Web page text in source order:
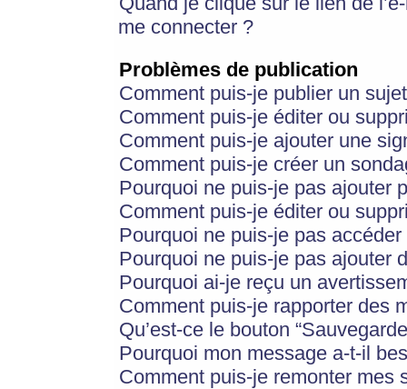
me connecter ?
Problèmes de publication
Comment puis-je publier un
Comment puis-je éditer ou
Comment puis-je ajouter une
Comment puis-je créer un
Pourquoi ne puis-je pas ajouter
Comment puis-je éditer ou
Pourquoi ne puis-je pas
Pourquoi ne puis-je pas ajouter
Pourquoi ai-je reçu un
Comment puis-je rapporter des
Qu’est-ce le bouton
Pourquoi mon message a-t-il
Comment puis-je remonter mes